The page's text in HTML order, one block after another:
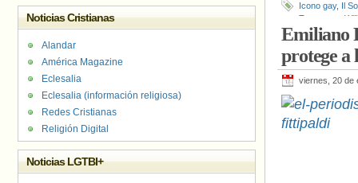
Icono gay, Il
Tennessee
Emiliano
protege a
viernes, 20 de
Noticias Cristianas
Alandar
América Magazine
Eclesalia
Eclesalia (información religiosa)
Redes Cristianas
Religión Digital
Noticias LGTBI+